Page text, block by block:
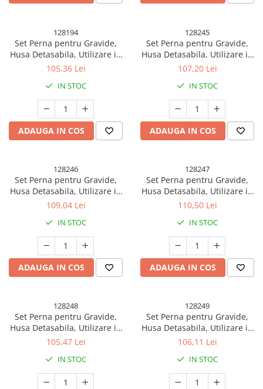
128194
Set Perna pentru Gravide,
Husa Detasabila, Utilizare in
Forma H si U, Reglabila,
Verde
105,36 Lei
IN STOC
ADAUGA IN COS
128245
Set Perna pentru Gravide,
Husa Detasabila, Utilizare in
Forma H si U, Reglabila,
Gri
107,20 Lei
IN STOC
ADAUGA IN COS
128246
Set Perna pentru Gravide,
Husa Detasabila, Utilizare in
Forma H si U, Reglabila,
Crem
109,04 Lei
IN STOC
ADAUGA IN COS
128247
Set Perna pentru Gravide,
Husa Detasabila, Utilizare in
Forma H si U, Reglabila,
Roz
110,50 Lei
IN STOC
ADAUGA IN COS
128248
Set Perna pentru Gravide,
Husa Detasabila, Utilizare in
Forma H si U, Reglabila,
Roz Pal
105,47 Lei
IN STOC
128249
Set Perna pentru Gravide,
Husa Detasabila, Utilizare in
Forma H si U, Reglabila,
Albastru
106,11 Lei
IN STOC